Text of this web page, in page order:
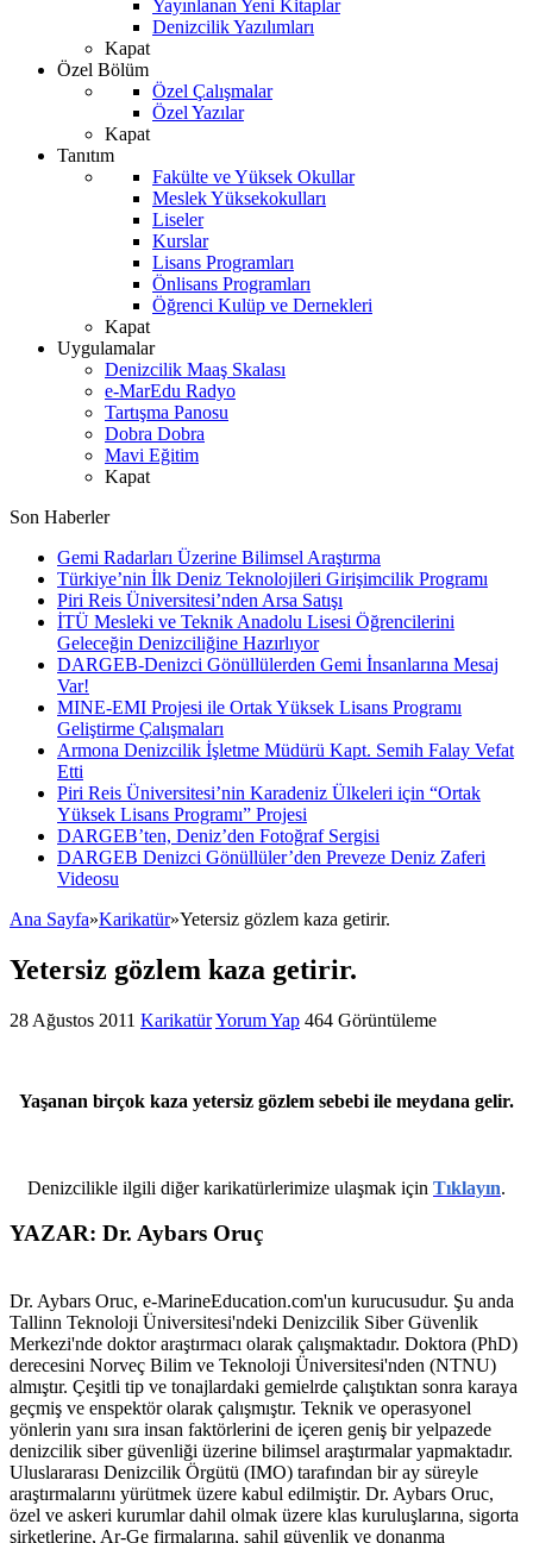
Yayınlanan Yeni Kitaplar
Denizcilik Yazılımları
Kapat
Özel Bölüm
Özel Çalışmalar
Özel Yazılar
Kapat
Tanıtım
Fakülte ve Yüksek Okullar
Meslek Yüksekokulları
Liseler
Kurslar
Lisans Programları
Önlisans Programları
Öğrenci Kulüp ve Dernekleri
Kapat
Uygulamalar
Denizcilik Maaş Skalası
e-MarEdu Radyo
Tartışma Panosu
Dobra Dobra
Mavi Eğitim
Kapat
Son Haberler
Gemi Radarları Üzerine Bilimsel Araştırma
Türkiye’nin İlk Deniz Teknolojileri Girişimcilik Programı
Piri Reis Üniversitesi’nden Arsa Satışı
İTÜ Mesleki ve Teknik Anadolu Lisesi Öğrencilerini
Geleceğin Denizciliğine Hazırlıyor
DARGEB-Denizci Gönüllülerden Gemi İnsanlarına Mesaj
Var!
MINE-EMI Projesi ile Ortak Yüksek Lisans Programı
Geliştirme Çalışmaları
Armona Denizcilik İşletme Müdürü Kapt. Semih Falay Vefat
Etti
Piri Reis Üniversitesi’nin Karadeniz Ülkeleri için “Ortak
Yüksek Lisans Programı” Projesi
DARGEB’ten, Deniz’den Fotoğraf Sergisi
DARGEB Denizci Gönüllüler’den Preveze Deniz Zaferi
Videosu
Ana Sayfa»Karikatür»Yetersiz gözlem kaza getirir.
Yetersiz gözlem kaza getirir.
28 Ağustos 2011 KarikatürYorum Yap 464 Görüntüleme
Yaşanan birçok kaza yetersiz gözlem sebebi ile meydana gelir.
Denizcilikle ilgili diğer karikatürlerimize ulaşmak için Tıklayın.
YAZAR: Dr. Aybars Oruç
Dr. Aybars Oruc, e-MarineEducation.com'un kurucusudur. Şu anda
Tallinn Teknoloji Üniversitesi'ndeki Denizcilik Siber Güvenlik
Merkezi'nde doktor araştırmacı olarak çalışmaktadır. Doktora (PhD)
derecesini Norveç Bilim ve Teknoloji Üniversitesi'nden (NTNU)
almıştır. Çeşitli tip ve tonajlardaki gemielrde çalıştıktan sonra karaya
geçmiş ve enspektör olarak çalışmıştır. Teknik ve operasyonel
yönlerin yanı sıra insan faktörlerini de içeren geniş bir yelpazede
denizcilik siber güvenliği üzerine bilimsel araştırmalar yapmaktadır.
Uluslararası Denizcilik Örgütü (IMO) tarafından bir ay süreyle
araştırmalarını yürütmek üzere kabul edilmiştir. Dr. Aybars Oruc,
özel ve askeri kurumlar dahil olmak üzere klas kuruluşlarına, sigorta
şirketlerine, Ar-Ge firmalarına, sahil güvenlik ve donanma